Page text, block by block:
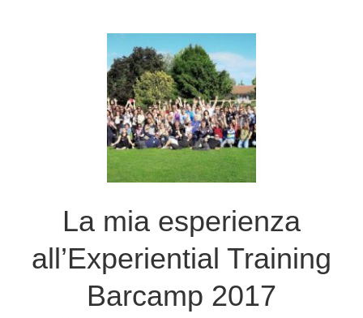
La mia esperienza
all’Experiential Training
Barcamp 2017